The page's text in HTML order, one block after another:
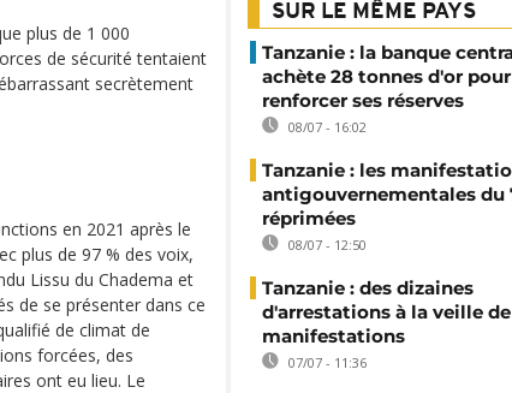
plus de 1 000
de sécurité tentaient
secrètement
en 2021 après le
plus de 97 % des voix,
Lissu du Chadema et
de se présenter dans ce
de climat de
forcées, des
ont eu lieu. Le
SUR LE MÊME PAYS
Tanzanie : la banque
achète 28 tonnes d'or pour
renforcer ses réserves
08/07 - 16:02
Tanzanie : les
antigouvernementales du
réprimées
08/07 - 12:50
Tanzanie : des dizaines
d'arrestations à la veille de
manifestations
07/07 - 11:36